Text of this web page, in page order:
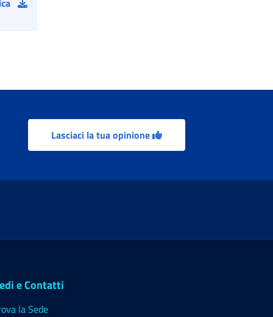
Lasciaci la tua opinione
e Contatti
la Sede